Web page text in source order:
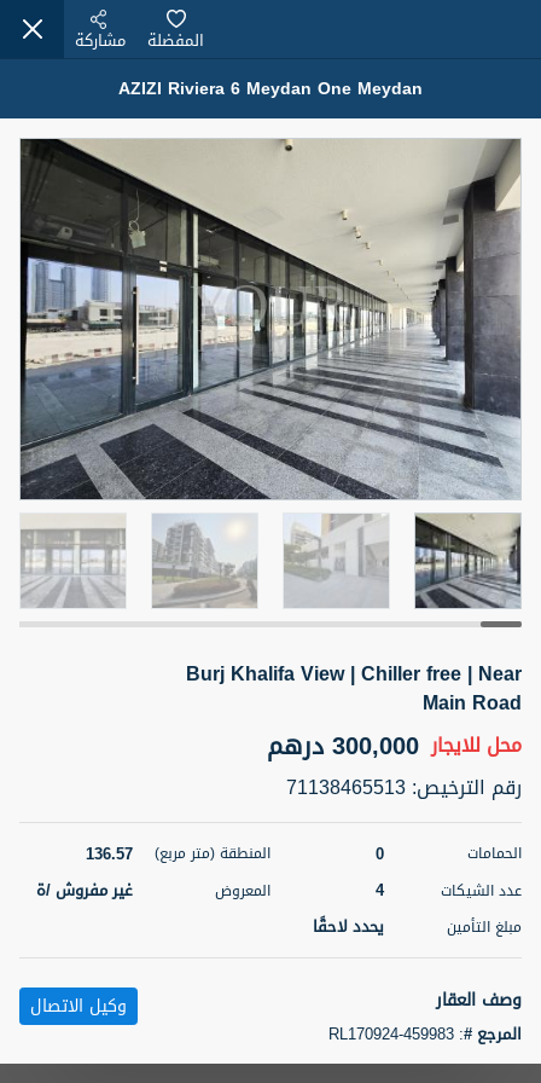
عقارات للإيجار (13751)
Modern Renovated Unit Near Marina Metro Station
شقة للإيجار 95,000 درهم
3
سرير
1
حمام
1
المنطقة (متر
مربع)
70.03
المعروض
غير مفروش /ة
الشيكات
1
اسم الوسيط
NILOOFAR ABBAS VAKIL
رقم الوسيط
أتصل الأن
5 أشهر +
ELBRUS TOWER UNIT 2701 ON RENT
شقة للإيجار
سرير
1
71.39
الشيكات
اسم الوسيط
ABDEMANAF EQBALBHAI KHANBHAI
KHANBHAI EQBALBHAI SIRAJUDDIN
أتصل
الأن
5 أشهر +
AZIZI Riviera 6 Meydan One Meydan
المفضلة مشاركة
Burj Khalifa View | Chiller free | Near
Main Road
محل للايجار 300,000 درهم
رقم الترخيص:
71138465513
الحمامات 0 المنطقة (متر مربع) 136.57
عدد الشيكات 4 المعروض غير مفروش /ة
مبلغ التأمين يحدد لاحقًا
وصف العقار
المرجع #:
RL170924-459983
وكيل الاتصال تصفية خريطة